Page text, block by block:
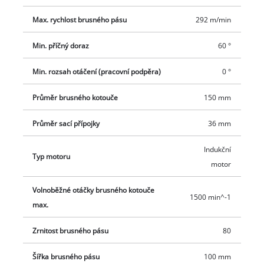
Max. rychlost brusného pásu 292 m/min
Min. příčný doraz 60 °
Min. rozsah otáčení (pracovní podpěra) 0 °
Průměr brusného kotouče 150 mm
Průměr sací přípojky 36 mm
Typ motoru
Indukční
motor
Volnoběžné otáčky brusného kotouče
max.
1500 min^-1
Zrnitost brusného pásu 80
Šířka brusného pásu 100 mm